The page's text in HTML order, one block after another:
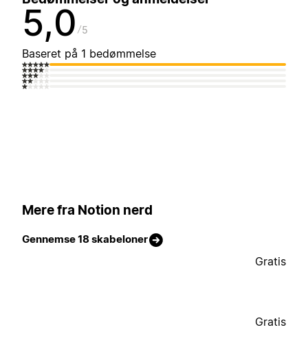
5,0 5
Baseret på 1 bedømmelse
Mere fra Notion nerd
Gennemse 18 skabeloner
Gratis
Gratis